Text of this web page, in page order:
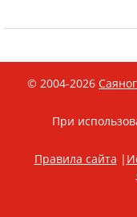
© 2004-2026
При
Правила сайта |